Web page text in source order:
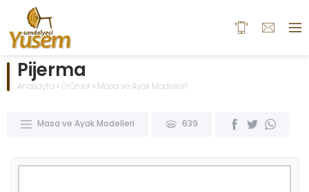
Pijerma
Anasayfa » Ürünler » Masa ve Ayak Modelleri
Masa ve Ayak Modelleri 639